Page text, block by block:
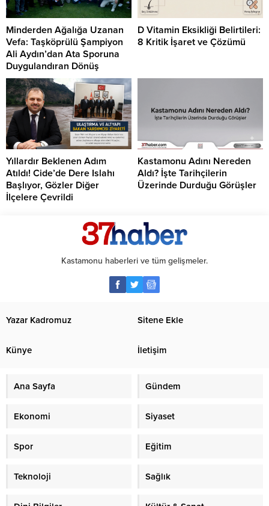
Minderden Ağalığa Uzanan
Vefa: Taşköprülü Şampiyon
Ali Aydın’dan Ata Sporuna
Duygulandıran Dönüş
D Vitamin Eksikliği Belirtileri:
8 Kritik İşaret ve Çözümü
Yıllardır Beklenen Adım
Atıldı! Cide’de Dere Islahı
Başlıyor, Gözler Diğer
İlçelere Çevrildi
Kastamonu Adını Nereden
Aldı? İşte Tarihçilerin
Üzerinde Durduğu Görüşler
Kastamonu haberleri ve tüm gelişmeler.
Yazar Kadromuz Sitene Ekle
Künye İletişim
Ana Sayfa Gündem
Ekonomi Siyaset
Spor Eğitim
Teknoloji Sağlık